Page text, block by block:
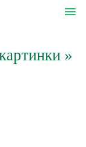
menu
»